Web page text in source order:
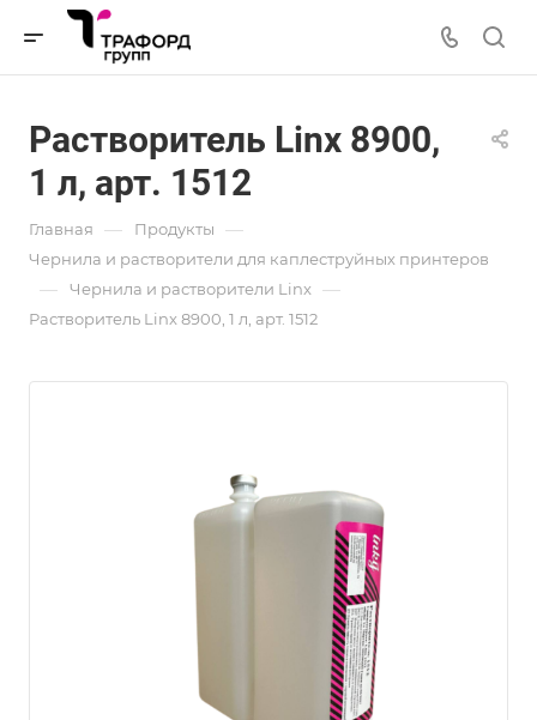
Растворитель Linx 8900,
1 л, арт. 1512
Главная — Продукты —
Чернила и растворители для каплеструйных принтеров
— Чернила и растворители Linx —
Растворитель Linx 8900, 1 л, арт. 1512